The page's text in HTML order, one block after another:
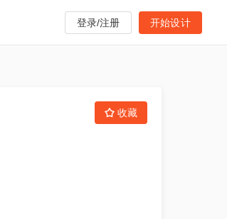
登录/注册 开始设计
收藏